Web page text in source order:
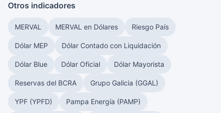
Otros indicadores
MERVAL MERVAL en Dólares Riesgo País
Dólar MEP Dólar Contado con Liquidación
Dólar Blue Dólar Oficial Dólar Mayorista
Reservas del BCRA Grupo Galicia (GGAL)
YPF (YPFD) Pampa Energía (PAMP)